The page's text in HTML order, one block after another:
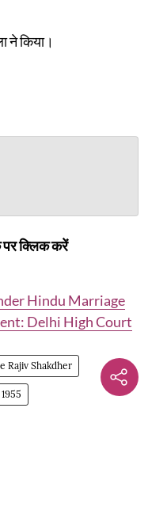
ने किया।
पर क्लिक करें
Hindu Marriage
Delhi High Court
Rajiv Shakdher